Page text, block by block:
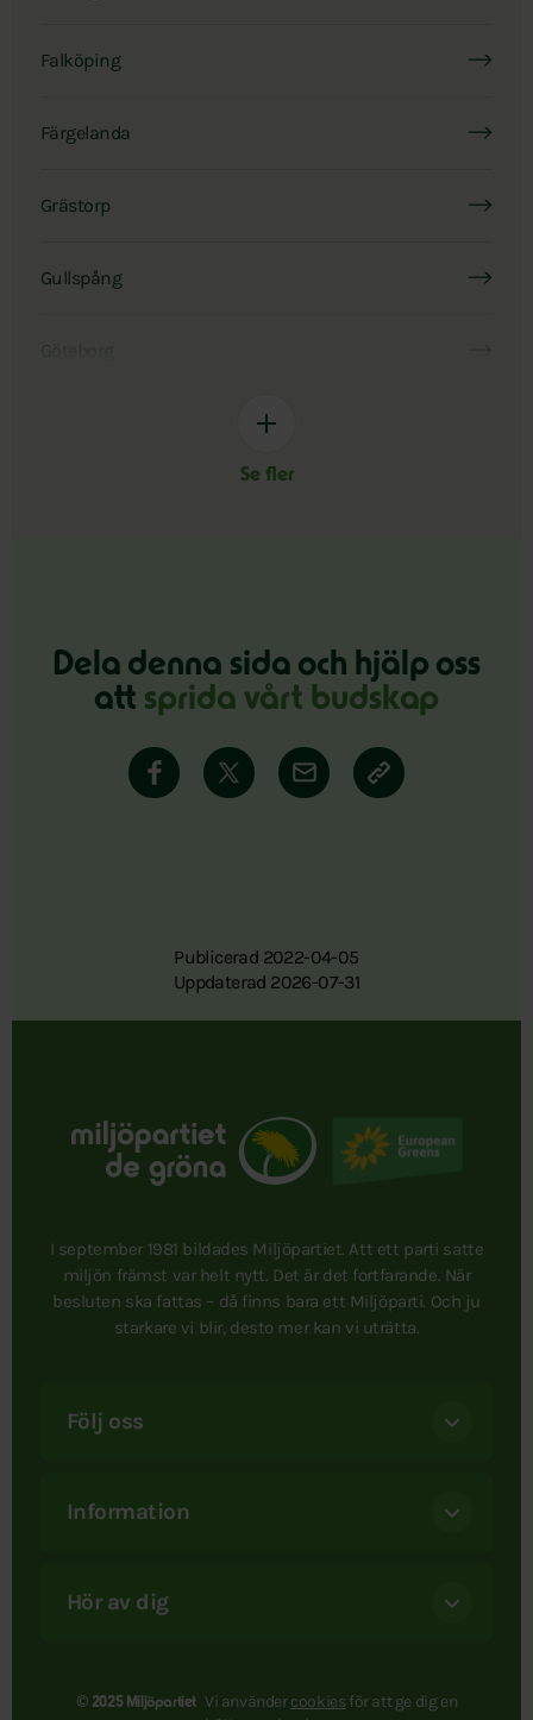
Falköping
Färgelanda
Grästorp
Gullspång
Se fler
Dela denna sida och hjälp oss
att sprida vårt budskap
Publicerad 2022-04-05
Uppdaterad 2026-07-31
I september 1981 bildades Miljöpartiet. Att ett parti satte
miljön främst var helt nytt. Det är det fortfarande. När
besluten ska fattas – då finns bara ett Miljöparti. Och ju
starkare vi blir, desto mer kan vi uträtta.
Följ oss
Information
Hör av dig
© 2025 Miljöpartiet Vi användercookies för att ge dig en